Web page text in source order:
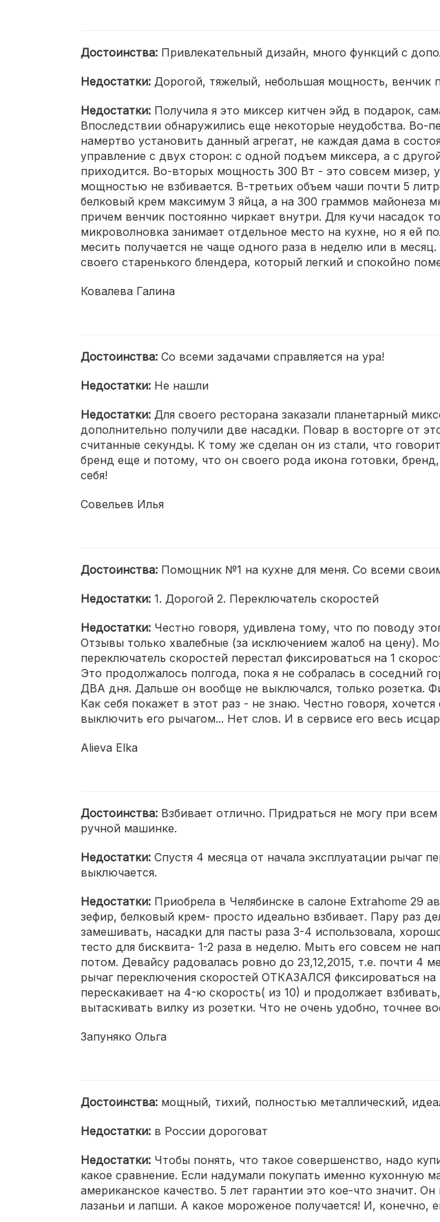
Достоинства: Привлекательный дизайн, много функций с
Недостатки: Дорогой, тяжелый, небольшая мощность, венчик
Недостатки: Получила я это миксер китчен эйд в подарок,
Впоследствии обнаружились еще некоторые неудобства. Во-
намертво установить данный агрегат, не каждая дама в
управление с двух сторон: с одной подъем миксера, а с
приходится. Во-вторых мощность 300 Вт - это совсем
мощностью не взбивается. В-третьих объем чаши почти 5
белковый крем максимум 3 яйца, а на 300 граммов майонеза
причем венчик постоянно чиркает внутри. Для кучи
микроволновка занимает отдельное место на кухне, но я ей
месить получается не чаще одного раза в неделю или в
своего старенького блендера, который легкий и спокойно
Ковалева Галина
Достоинства: Со всеми задачами справляется на ура!
Недостатки: Не нашли
Недостатки: Для своего ресторана заказали планетарный
дополнительно получили две насадки. Повар в восторге от
считанные секунды. К тому же сделан он из стали, что
бренд еще и потому, что он своего рода икона готовки,
себя!
Совельев Илья
Достоинства: Помощник №1 на кухне для меня. Со всеми
Недостатки: 1. Дорогой 2. Переключатель скоростей
Недостатки: Честно говоря, удивлена тому, что по поводу
Отзывы только хвалебные (за исключением жалоб на цену).
переключатель скоростей перестал фиксироваться на 1
Это продолжалось полгода, пока я не собралась в соседний
ДВА дня. Дальше он вообще не выключался, только розетка.
Как себя покажет в этот раз - не знаю. Честно говоря,
выключить его рычагом... Нет слов. И в сервисе его весь
Alieva Elka
Достоинства: Взбивает отлично. Придраться не могу при
ручной машинке.
Недостатки: Спустя 4 месяца от начала эксплуатации рычаг
выключается.
Недостатки: Приобрела в Челябинске в салоне Extrahome 29
зефир, белковый крем- просто идеально взбивает. Пару раз
замешивать, насадки для пасты раза 3-4 использовала,
тесто для бисквита- 1-2 раза в неделю. Мыть его совсем не
потом. Девайсу радовалась ровно до 23,12,2015, т.е. почти 4
рычаг переключения скоростей ОТКАЗАЛСЯ фиксироваться
перескакивает на 4-ю скорость( из 10) и продолжает
вытаскивать вилку из розетки. Что не очень удобно, точнее
Запуняко Ольга
Достоинства: мощный, тихий, полностью металлический,
Недостатки: в России дороговат
Недостатки: Чтобы понять, что такое совершенство, надо
какое сравнение. Если надумали покупать именно кухонную
американское качество. 5 лет гарантии это кое-что значит.
лазаньи и лапши. А какое мороженое получается! И, конечно,